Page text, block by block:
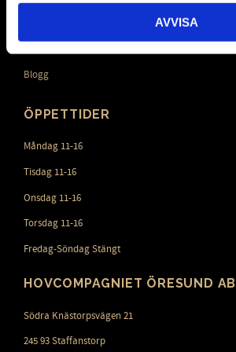
AVVISA
Blogg
ÖPPETTIDER
Måndag 11-16
Tisdag 11-16
Onsdag 11-16
Torsdag 11-16
Fredag-Söndag Stängt
HOVCOMPAGNIET ÖRESUND AB
Södra Knästorpsvägen 21
245 93 Staffanstorp